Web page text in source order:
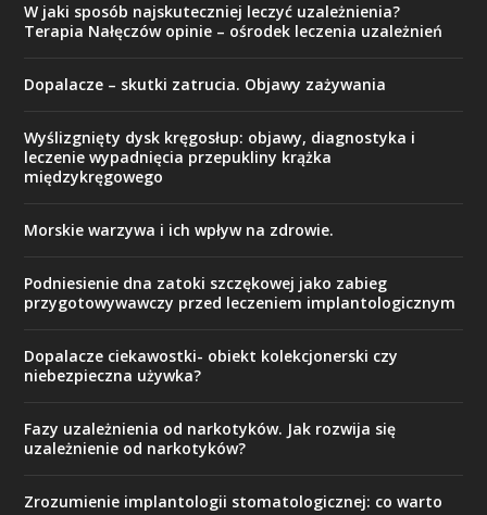
W jaki sposób najskuteczniej leczyć uzależnienia?
Terapia Nałęczów opinie – ośrodek leczenia uzależnień
Dopalacze – skutki zatrucia. Objawy zażywania
Wyślizgnięty dysk kręgosłup: objawy, diagnostyka i
leczenie wypadnięcia przepukliny krążka
międzykręgowego
Morskie warzywa i ich wpływ na zdrowie.
Podniesienie dna zatoki szczękowej jako zabieg
przygotowywawczy przed leczeniem implantologicznym
Dopalacze ciekawostki- obiekt kolekcjonerski czy
niebezpieczna używka?
Fazy uzależnienia od narkotyków. Jak rozwija się
uzależnienie od narkotyków?
Zrozumienie implantologii stomatologicznej: co warto